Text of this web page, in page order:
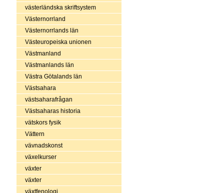
västerländska skriftsystem
Västernorrland
Västernorrlands län
Västeuropeiska unionen
Västmanland
Västmanlands län
Västra Götalands län
Västsahara
västsaharafrågan
Västsaharas historia
vätskors fysik
Vättern
vävnadskonst
växelkurser
växter
växter
växtfenologi